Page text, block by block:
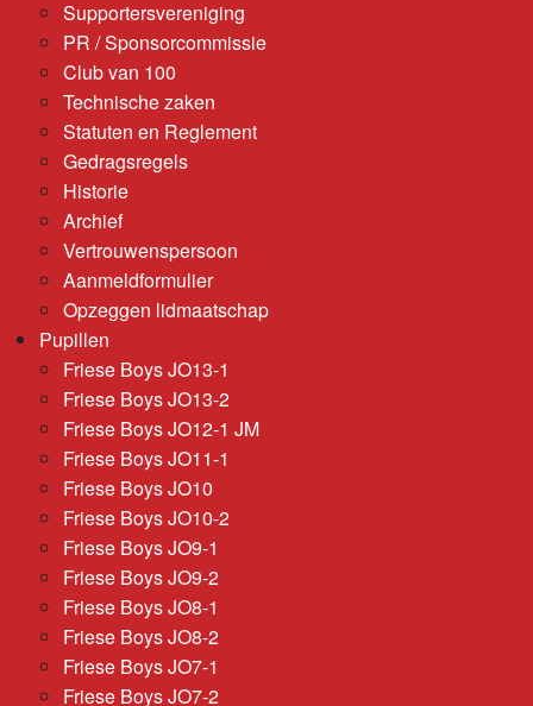
Supportersvereniging
PR / Sponsorcommissie
Club van 100
Technische zaken
Statuten en Reglement
Gedragsregels
Historie
Archief
Vertrouwenspersoon
Aanmeldformulier
Opzeggen lidmaatschap
Pupillen
Friese Boys JO13-1
Friese Boys JO13-2
Friese Boys JO12-1 JM
Friese Boys JO11-1
Friese Boys JO10
Friese Boys JO10-2
Friese Boys JO9-1
Friese Boys JO9-2
Friese Boys JO8-1
Friese Boys JO8-2
Friese Boys JO7-1
Friese Boys JO7-2